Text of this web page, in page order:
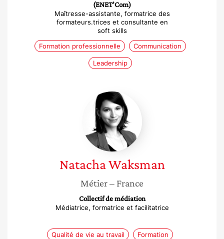
(ENET’Com)
Maîtresse-assistante, formatrice des
formateurs.trices et consultante en
soft skills
Formation professionnelle
Communication
Leadership
Natacha
Waksman
NatachaWaksman
Métier– France
Collectif de médiation
Médiatrice, formatrice et facilitatrice
Qualité de vie au travail Formation